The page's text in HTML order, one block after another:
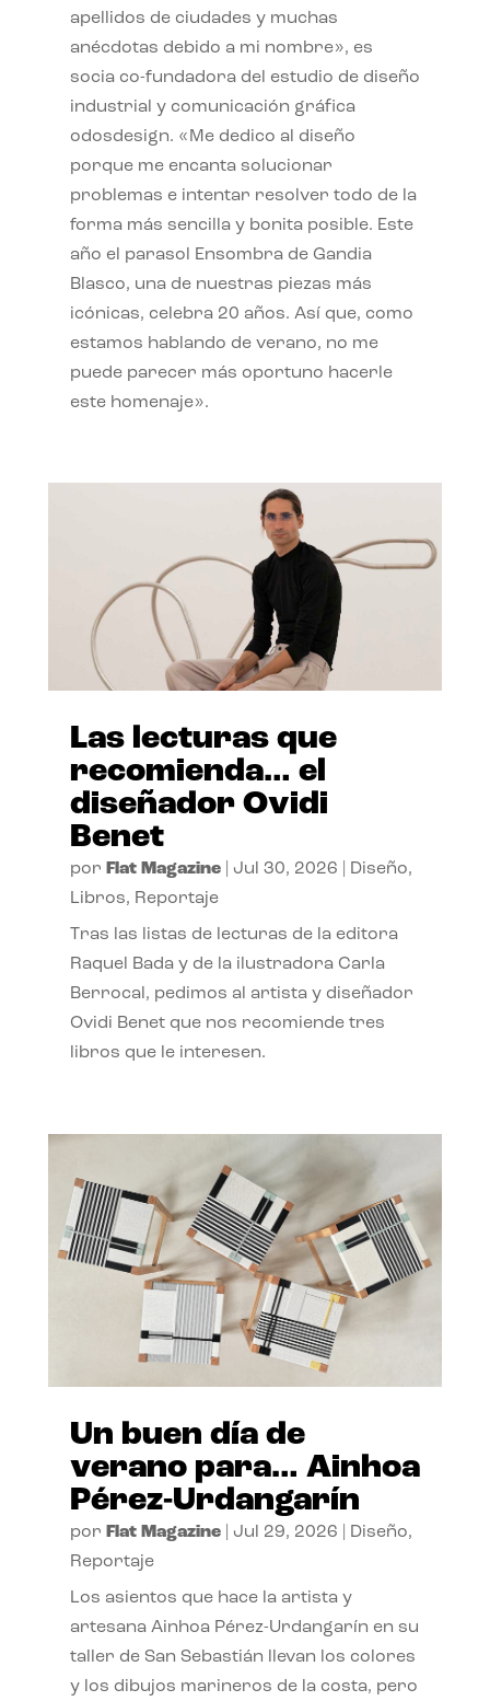
apellidos de ciudades y muchas
anécdotas debido a mi nombre», es
socia co-fundadora del estudio de diseño
industrial y comunicación gráfica
odosdesign. «Me dedico al diseño
porque me encanta solucionar
problemas e intentar resolver todo de la
forma más sencilla y bonita posible. Este
año el parasol Ensombra de Gandia
Blasco, una de nuestras piezas más
icónicas, celebra 20 años. Así que, como
estamos hablando de verano, no me
puede parecer más oportuno hacerle
este homenaje».
Las lecturas que
recomienda… el
diseñador Ovidi
Benet
por Flat Magazine| Jul 30, 2026 Diseño,
Libros, Reportaje
Tras las listas de lecturas de la editora
Raquel Bada y de la ilustradora Carla
Berrocal, pedimos al artista y diseñador
Ovidi Benet que nos recomiende tres
libros que le interesen.
Un buen día de
verano para… Ainhoa
Pérez-Urdangarín
por Flat Magazine| Jul 29, 2026 Diseño,
Reportaje
Los asientos que hace la artista y
artesana Ainhoa Pérez-Urdangarín en su
taller de San Sebastián llevan los colores
y los dibujos marineros de la costa, pero